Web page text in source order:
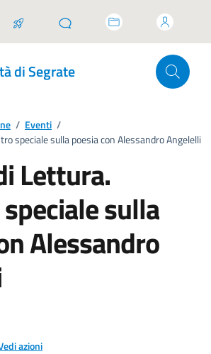
di Segrate
/ Eventi /
speciale sulla poesia con Alessandro Angelelli
Lettura.
sulla
Alessandro
azioni